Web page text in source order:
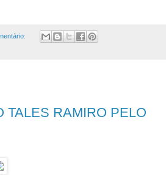
TALES RAMIRO PELO